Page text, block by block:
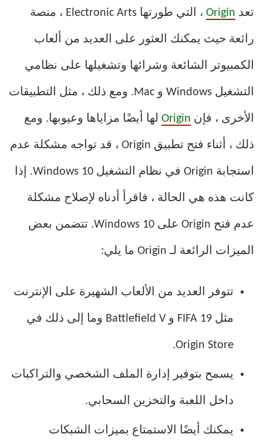
تعد Origin ، التي طورتها Electronic Arts ، منصة
رائعة حيث يمكنك العثور على العديد من ألعاب
الكمبيوتر الشائعة وشرائها وتشغيلها على نظامي
التشغيل Windows و Mac. ومع ذلك ، مثل التطبيقات
الأخرى ، فإن Origin لها أيضًا مزاياها وعيوبها. ومع
ذلك ، أثناء فتح تطبيق Origin ، قد تواجه مشكلة عدم
استجابة Origin في نظام التشغيل Windows 10. إذا
كانت هذه هي الحالة ، فاقرأ أدناه لإصلاح مشكلة
عدم فتح Origin على Windows 10. تتضمن بعض
الميزات الرائعة لـ Origin ما يلي:
تتوفر العديد من الألعاب الشهيرة على الإنترنت
مثل FIFA 19 و Battlefield V وما إلى ذلك في
Origin Store.
يسمح بتوفير إدارة الملف الشخصي والتراكبات
داخل اللعبة والتخزين السحابي.
يمكنك أيضًا الاستمتاع بميزات الشبكات